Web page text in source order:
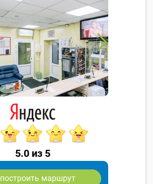
5.0 из 5
построить маршрут